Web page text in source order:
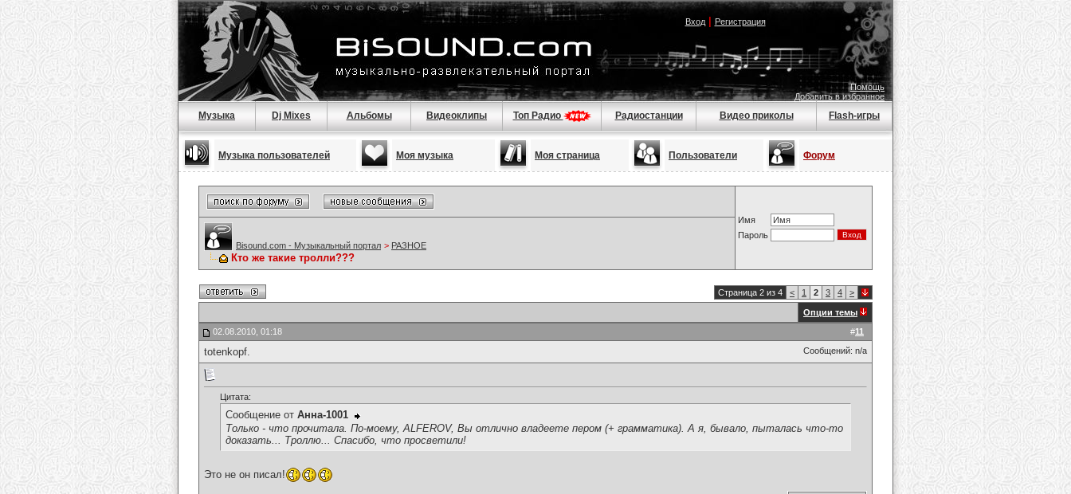
Вход| Регистрация
Помощь
Добавить в избранное
Музыка Dj Mixes Альбомы Видеоклипы Топ Радио Радиостанции Видео приколы Flash-игры
Музыка пользователей Моя музыка Моя страница Пользователи Форум
Имя
Пароль
Bisound.com - Музыкальный портал > РАЗНОЕ
Кто же такие тролли???
Страница 2 из 4 < 1 2 3 4 >
Опции темы
#11
02.08.2010, 01:18
totenkopf. Сообщений: n/a
Цитата:
Сообщение от Анна-1001
Только - что прочитала. По-моему, ALFEROV, Вы отлично владеете пером (+ грамматика). А я, бывало, пыталась что-то
доказать... Троллю... Спасибо, что просветили!
Это не он писал!